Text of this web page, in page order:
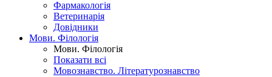
Фармакологія
Ветеринарія
Довідники
Мови. Філологія
Мови. Філологія
Показати всі
Мовознавство. Літературознавство